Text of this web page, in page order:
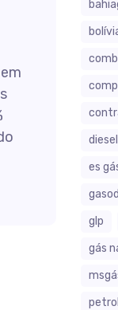
diesel
es
glp
gás